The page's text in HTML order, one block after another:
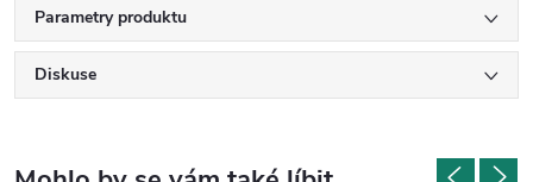
Parametry produktu
Diskuse